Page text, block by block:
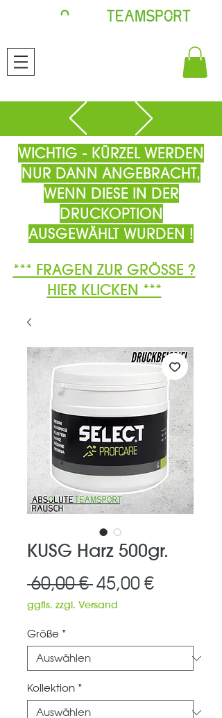
WICHTIG - KÜRZEL WERDEN
NUR DANN ANGEBRACHT,
WENN DIESE IN DER
DRUCKOPTION
AUSGEWÄHLT WURDEN !
*** FRAGEN ZUR GRÖSSE ?
HIER KLICKEN ***
KUSG Harz 500gr.
60,00 € Standardpreis
45,00 €Sale-
ggfls. zzgl. Versand
Größe *
Kollektion *